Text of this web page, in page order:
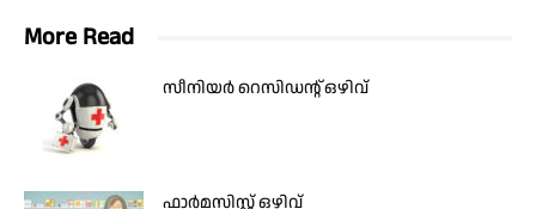
More Read
സീനിയർ റെസിഡന്റ് ഒഴിവ്
ഫാര്‍മസിസ്റ്റ് ഒഴിവ്